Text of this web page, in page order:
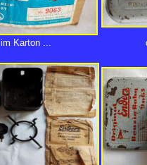
im Karton ...